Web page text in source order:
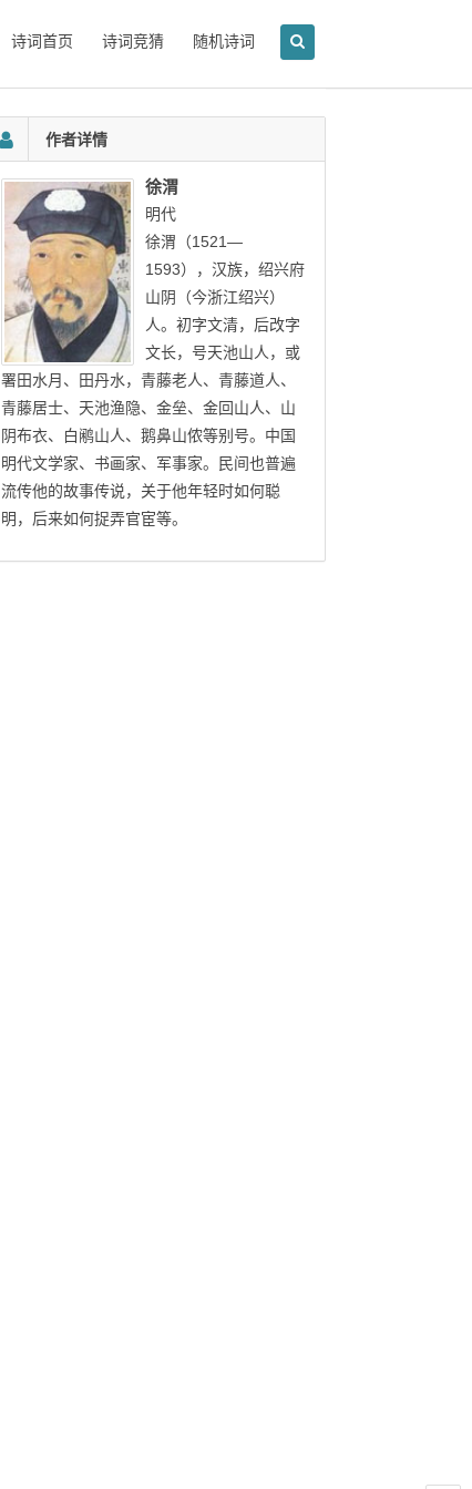
诗词首页 诗词竞猜 随机诗词
作者详情
徐渭
明代
徐渭（1521—
1593），汉族，绍兴府
山阴（今浙江绍兴）
人。初字文清，后改字
文长，号天池山人，或
署田水月、田丹水，青藤老人、青藤道人、
青藤居士、天池渔隐、金垒、金回山人、山
阴布衣、白鹇山人、鹅鼻山侬等别号。中国
明代文学家、书画家、军事家。民间也普遍
流传他的故事传说，关于他年轻时如何聪
明，后来如何捉弄官宦等。